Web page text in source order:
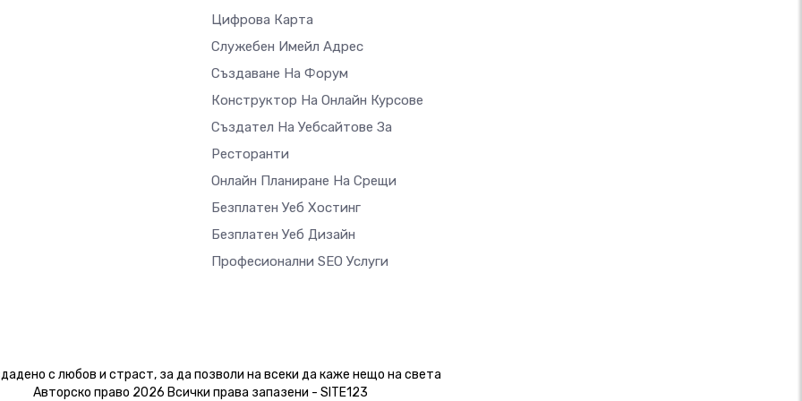
Цифрова Карта
Служебен Имейл Адрес
Създаване На Форум
Конструктор На Онлайн Курсове
Създател На Уебсайтове За
Ресторанти
Онлайн Планиране На Срещи
Безплатен Уеб Хостинг
Безплатен Уеб Дизайн
Професионални SEO Услуги
с любов и страст, за да позволи на всеки да каже нещо на света
Авторско право 2026 Всички права запазени - SITE123